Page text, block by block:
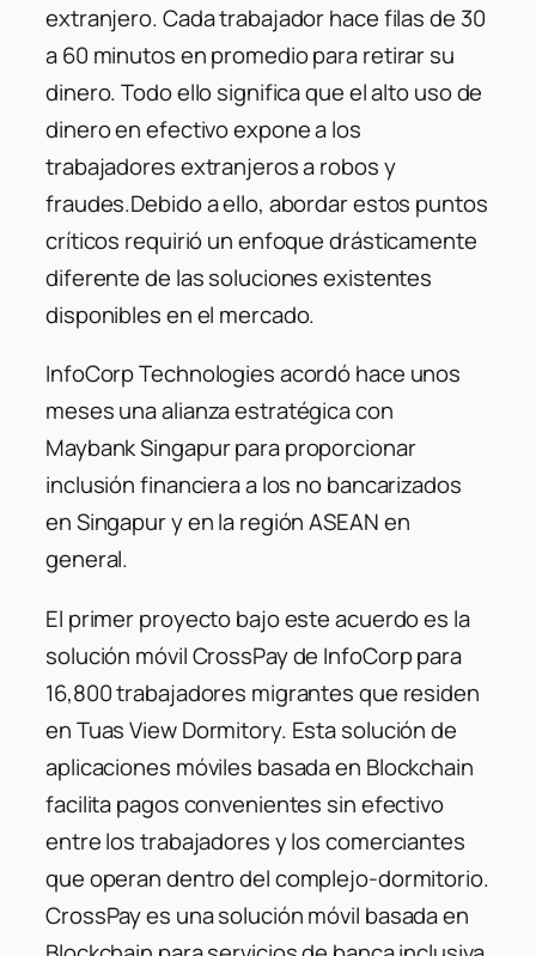
extranjero. Cada trabajador hace filas de 30
a 60 minutos en promedio para retirar su
dinero. Todo ello significa que el alto uso de
dinero en efectivo expone a los
trabajadores extranjeros a robos y
fraudes.Debido a ello, abordar estos puntos
críticos requirió un enfoque drásticamente
diferente de las soluciones existentes
disponibles en el mercado.
InfoCorp Technologies acordó hace unos
meses una alianza estratégica con
Maybank Singapur para proporcionar
inclusión financiera a los no bancarizados
en Singapur y en la región ASEAN en
general.
El primer proyecto bajo este acuerdo es la
solución móvil CrossPay de InfoCorp para
16,800 trabajadores migrantes que residen
en Tuas View Dormitory. Esta solución de
aplicaciones móviles basada en Blockchain
facilita pagos convenientes sin efectivo
entre los trabajadores y los comerciantes
que operan dentro del complejo-dormitorio.
CrossPay es una solución móvil basada en